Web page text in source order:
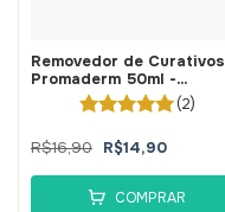
Removedor de Curativos
Promaderm 50ml -
BellaPhytus
(2)
R$16,90 R$14,90
COMPRAR